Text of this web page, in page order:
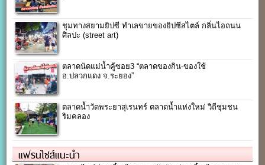
ชุมทางสยามยิปซี ทำเลขายของยิปซีสไตล์ กลิ่นไอถนน
ศิลปะ (street art)
ตลาดนัดแม่น้ำคู้ซอย3 “ตลาดของกิน-ของใช้
อ.ปลวกแดง จ.ระยอง”
ตลาดน้ำวัดพระยาสุเรนทร์ ตลาดน้ำแห่งใหม่ วิถีชุมชน
ริมคลอง
แฟรนไชส์แนะนำ